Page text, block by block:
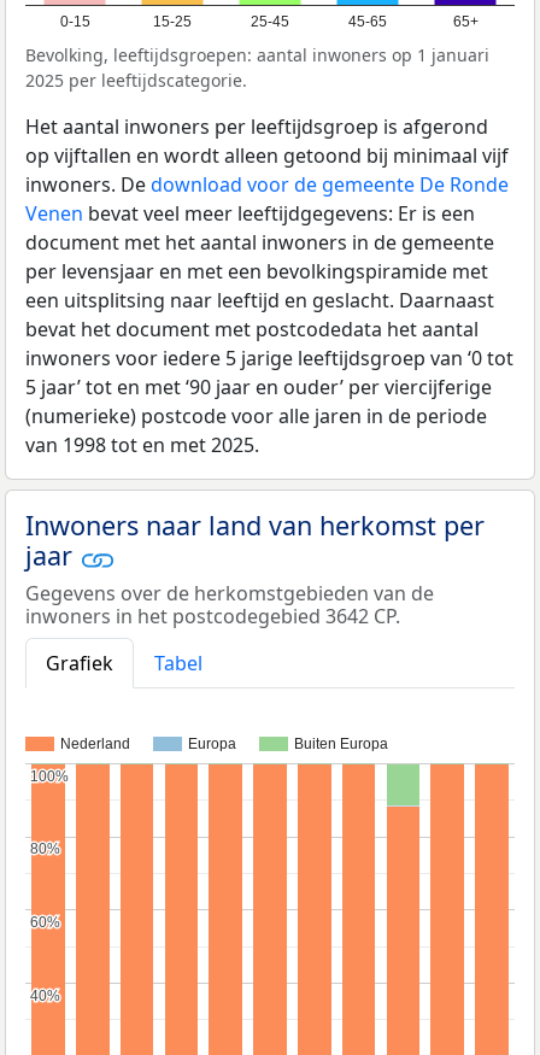
0-15 15-25 25-45 45-65 65+
Bevolking, leeftijdsgroepen: aantal inwoners op 1 januari
2025 per leeftijdscategorie.
Het aantal inwoners per leeftijdsgroep is afgerond
op vijftallen en wordt alleen getoond bij minimaal vijf
inwoners. Dedownload voor de gemeente De Ronde
Venen bevat veel meer leeftijdgegevens: Er is een
document met het aantal inwoners in de gemeente
per levensjaar en met een bevolkingspiramide met
een uitsplitsing naar leeftijd en geslacht. Daarnaast
bevat het document met postcodedata het aantal
inwoners voor iedere 5 jarige leeftijdsgroep van ‘0 tot
5 jaar’ tot en met ‘90 jaar en ouder’ per viercijferige
(numerieke) postcode voor alle jaren in de periode
van 1998 tot en met 2025.
Inwoners naar land van herkomst per
jaar
Gegevens over de herkomstgebieden van de
inwoners in het postcodegebied 3642 CP.
Grafiek
Tabel
Nederland Europa Buiten Europa
40%
40%
60%
60%
80%
80%
100%
100%